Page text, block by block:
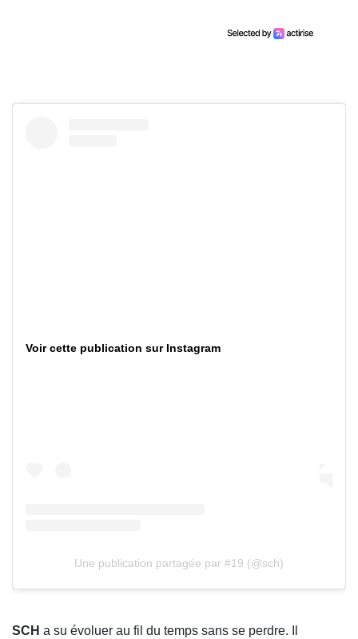
Voir cette publication sur Instagram
Une publication partagée par #19 (@sch)
SCH a su évoluer au fil du temps sans se perdre. Il